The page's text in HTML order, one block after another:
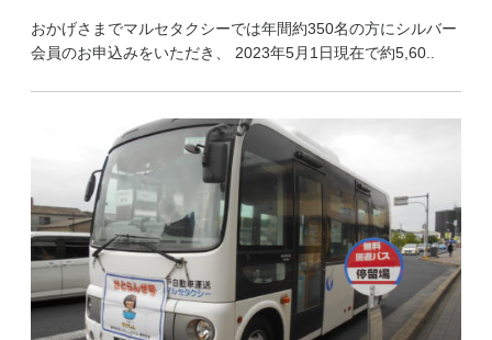
おかげさまでマルセタクシーでは年間約350名の方にシルバー
会員のお申込みをいただき、 2023年5月1日現在で約5,60..